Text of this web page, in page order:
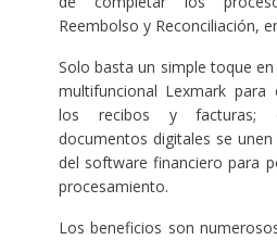
Reembolso y Reconciliación,
Solo basta un simple toque
multifuncional Lexmark para
los recibos y facturas;
documentos digitales se
del software financiero para
procesamiento.
Los beneficios son